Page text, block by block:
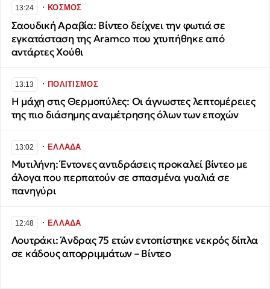
13:24 ∙ΚΟΣΜΟΣ
Σαουδική Αραβία: Βίντεο δείχνει την φωτιά σε
εγκατάσταση της Aramco που χτυπήθηκε από
αντάρτες Χούθι
13:13 ∙ΠΟΛΙΤΙΣΜΟΣ
Η μάχη στις Θερμοπύλες: Οι άγνωστες λεπτομέρειες
της πιο διάσημης αναμέτρησης όλων των εποχών
13:02 ∙ΕΛΛΑΔΑ
Μυτιλήνη: Έντονες αντιδράσεις προκαλεί βίντεο με
άλογα που περπατούν σε σπασμένα γυαλιά σε
πανηγύρι
12:48 ∙ΕΛΛΑΔΑ
Λουτράκι: Άνδρας 75 ετών εντοπίστηκε νεκρός δίπλα
σε κάδους απορριμμάτων – Βίντεο